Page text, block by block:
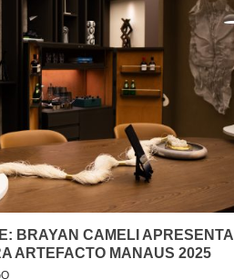
BRAYAN CAMELI APRESENTA
ARTEFACTO MANAUS 2025